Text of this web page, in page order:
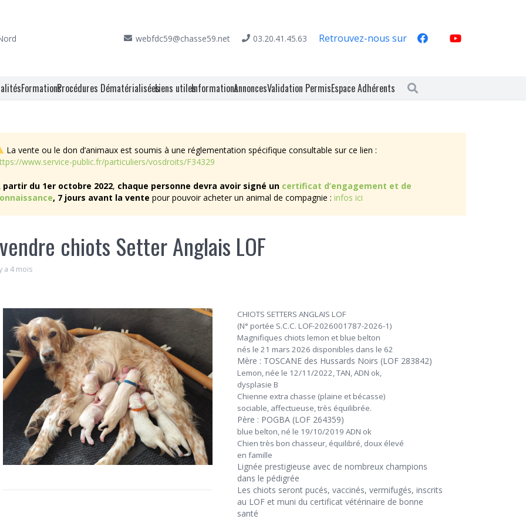
webfdc59@chasse59.net 03.20.41.45.63 Retrouvez-nous sur
FormationsProcédures DématérialiséesLiens utilesInformationsAnnoncesValidation PermisEspace Adhérents
La vente ou le don d’animaux est soumis à une réglementation spécifique consultable sur ce lien :
www.service-public.fr/particuliers/vosdroits/F34329
partir du 1er octobre 2022, chaque personne devra avoir signé un certificat d’engagement et de
, 7 jours avant la vente pour pouvoir acheter un animal de compagnie :infos ici
chiots Setter Anglais LOF
a 4 mois
CHIOTS SETTERS ANGLAIS LOF
(N° portée S.C.C. LOF-2026001787-2026-1)
Magnifiques chiots lemon et blue belton
nés le 21 mars 2026 disponibles dans le 62
Mère : TOSCANE des Hussards Noirs (LOF 283842)
Lemon, née le 12/11/2022, TAN, ADN ok,
dysplasie B
Chienne extra chasse (plaine et bécasse)
sociable, affectueuse, très équilibrée.
Père : POGBA (LOF 264359)
blue belton, né le 19/10/2019 ADN ok
Chien très bon chasseur, équilibré, doux élevé
en famille
Lignée prestigieuse avec de nombreux champions
dans le pédigrée
Les chiots seront pucés, vaccinés, vermifugés, inscrits
au LOF et muni du certificat vétérinaire de bonne
santé